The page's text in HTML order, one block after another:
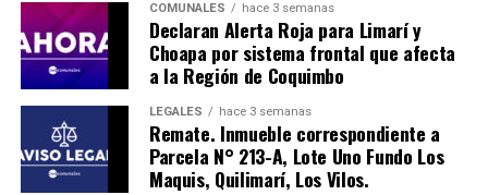
COMUNALES hace 3 semanas
Declaran Alerta Roja para Limarí y
Choapa por sistema frontal que afecta
a la Región de Coquimbo
LEGALES hace 3 semanas
Remate. Inmueble correspondiente a
Parcela N° 213-A, Lote Uno Fundo Los
Maquis, Quilimarí, Los Vilos.